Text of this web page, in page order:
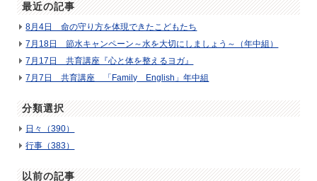
最近の記事
8月4日 命の守り方を体現できたこどもたち
7月18日 節水キャンペーン～水を大切にしましょう～（年中組）
7月17日 共育講座『心と体を整えるヨガ』
7月7日 共育講座 「Family English」年中組
分類選択
日々（390）
行事（383）
以前の記事